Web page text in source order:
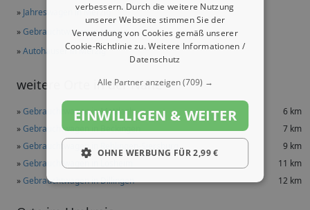
» Jahreswagen in Merzig
»Gebrauchtwagen in Merzig
»Autohäuser in Merzig
weitere Orte in der Nähe
»Gebrauchtwagen in Mettlach
6 km
»Gebrauchtwagen in Beckingen
7 km
»Gebrauchtwagen in Rehlingen-Siersburg
9 km
»Gebrauchtwagen in Losheim
11 km
»Gebrauchtwagen in Dillingen 12 km
verbessern. Durch die weitere Nutzung
unserer Webseite stimmen Sie der
Verwendung von Cookies gemäß unserer
Cookie-Richtlinie zu.Weitere Informationen /
Datenschutz
Alle Partner anzeigen(709) →
EINWILLIGEN & WEITER
OHNE WERBUNG FÜR 2,99 €